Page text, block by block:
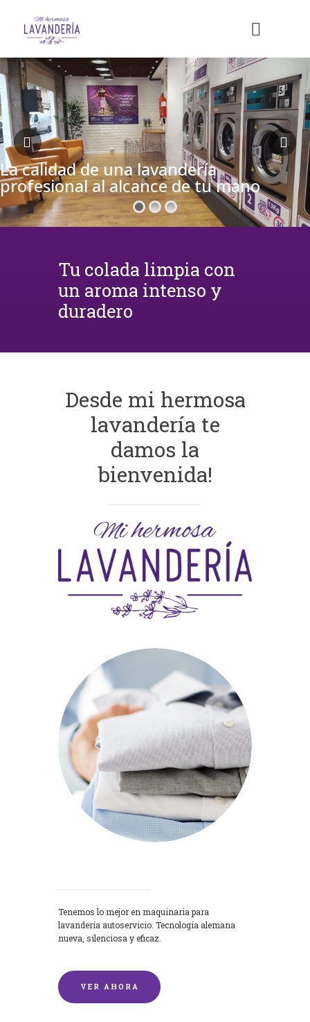
La calidad de una lavandería
profesional al alcance de tu mano
Tu colada limpia con
un aroma intenso y
duradero
Desde mi hermosa
lavandería te
damos la
bienvenida!
Tenemos lo mejor en maquinaria para
lavandería autoservicio. Tecnología alemana
nueva, silenciosa y eficaz.
VER AHORA